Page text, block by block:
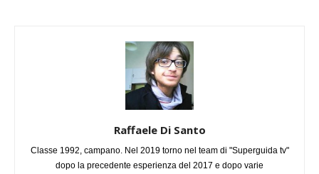
Raffaele Di Santo
Classe 1992, campano. Nel 2019 torno nel team di "Superguida tv"
dopo la precedente esperienza del 2017 e dopo varie